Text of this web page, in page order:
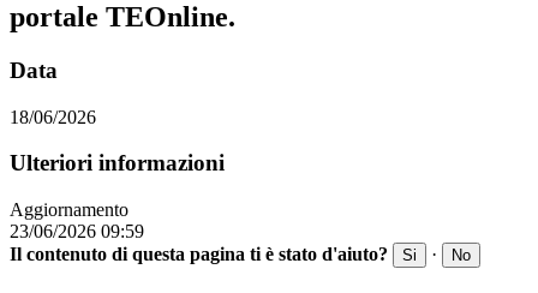
portale TEOnline.
Data
18/06/2026
Ulteriori informazioni
Aggiornamento
23/06/2026 09:59
Il contenuto di questa pagina ti è stato d'aiuto?
Si · No